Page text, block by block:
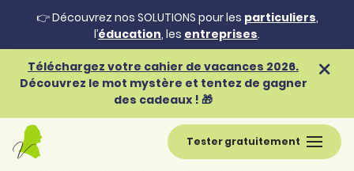
👉 Découvrez nos SOLUTIONS pour les particuliers,
l’éducation, les entreprises.
Téléchargez votre cahier de vacances 2026.
Découvrez le mot mystère et tentez de gagner
des cadeaux ! 🎁
Tester gratuitement